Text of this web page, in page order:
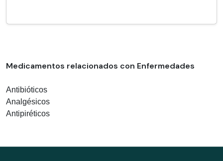
Medicamentos relacionados con Enfermedades
Antibióticos
Analgésicos
Antipiréticos